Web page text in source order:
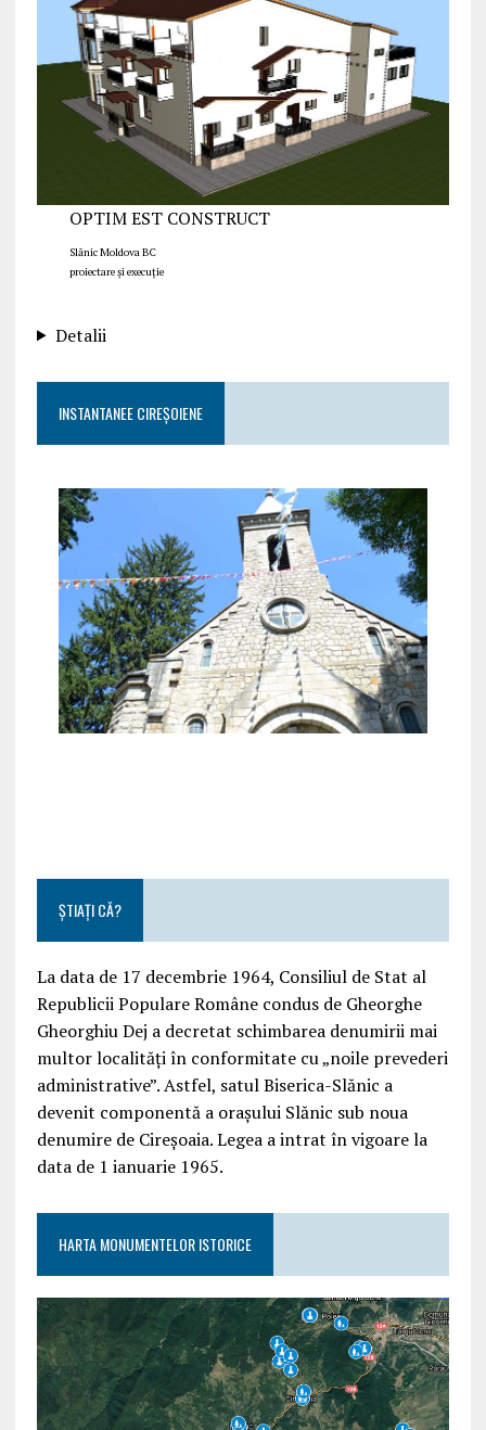
OPTIM EST CONSTRUCT
Slănic Moldova BC
proiectare și execuție
Detalii
INSTANTANEE CIREȘOIENE
ȘTIAȚI CĂ?
La data de 17 decembrie 1964, Consiliul de Stat al
Republicii Populare Române condus de Gheorghe
Gheorghiu Dej a decretat schimbarea denumirii mai
multor localități în conformitate cu „noile prevederi
administrative”. Astfel, satul Biserica-Slănic a
devenit componentă a orașului Slănic sub noua
denumire de Cireșoaia. Legea a intrat în vigoare la
data de 1 ianuarie 1965.
HARTA MONUMENTELOR ISTORICE